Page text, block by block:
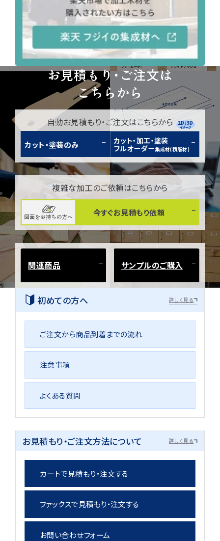
お見積もり・ご注文は
こちらから
自動お見積もり・ご注文はこちらから
カット・塗装のみ
カット・加工・塗装
フルオーダー集成材(積層材)
2D/3D
イメージ
複雑な加工のご依頼はこちらから
図面をお持ちの方へ 今すぐお見積もり依頼
関連商品 サンプルのご購入
初めての方へ 詳しく見る
ご注文から商品到着までの流れ
注意事項
よくある質問
お見積もり・ご注文方法について 詳しく見る
カートで見積もり・注文する
ファックスで見積もり・注文する
お問い合わせフォーム